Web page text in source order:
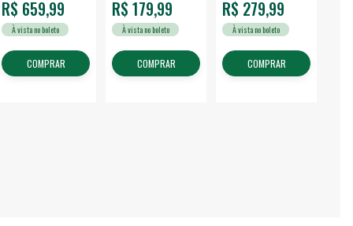
R$ 659,99
À vista no boleto
COMPRAR
R$ 179,99
À vista no boleto
COMPRAR
R$ 279,99
À vista no boleto
COMPRAR